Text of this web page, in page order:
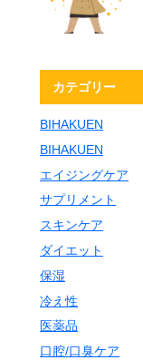
カテゴリー
BIHAKUEN
BIHAKUEN
エイジングケア
サプリメント
スキンケア
ダイエット
保湿
冷え性
医薬品
口腔/口臭ケア